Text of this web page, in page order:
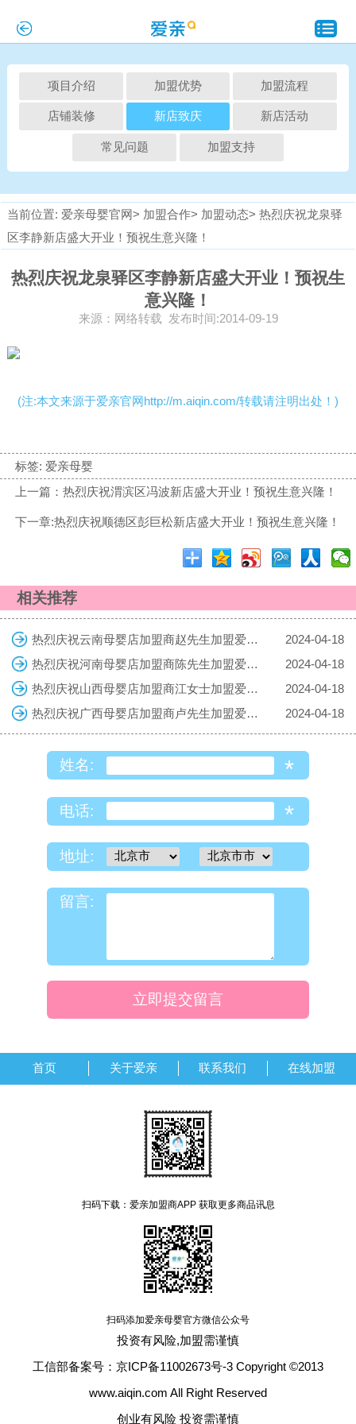
项目介绍 加盟优势 加盟流程
店铺装修 新店致庆 新店活动
常见问题 加盟支持
当前位置: 爱亲母婴官网> 加盟合作> 加盟动态> 热烈庆祝龙泉驿
区李静新店盛大开业！预祝生意兴隆！
热烈庆祝龙泉驿区李静新店盛大开业！预祝生
意兴隆！
来源：网络转载 发布时间:2014-09-19
(注:本文来源于爱亲官网http://m.aiqin.com/转载请注明出处！)
标签: 爱亲母婴
上一篇：热烈庆祝渭滨区冯波新店盛大开业！预祝生意兴隆！
下一章:热烈庆祝顺德区彭巨松新店盛大开业！预祝生意兴隆！
相关推荐
热烈庆祝云南母婴店加盟商赵先生加盟爱亲母婴！预祝生意兴隆！
2024-04-18
热烈庆祝河南母婴店加盟商陈先生加盟爱亲母婴！预祝生意兴隆！
2024-04-18
热烈庆祝山西母婴店加盟商江女士加盟爱亲母婴！预祝生意兴隆！
2024-04-18
热烈庆祝广西母婴店加盟商卢先生加盟爱亲母婴！预祝生意兴隆！
2024-04-18
姓名: *
电话: *
地址:
留言:
立即提交留言
首页 关于爱亲 联系我们 在线加盟
扫码下载：爱亲加盟商APP 获取更多商品讯息
扫码添加爱亲母婴官方微信公众号
投资有风险,加盟需谨慎
工信部备案号：京ICP备11002673号-3 Copyright ©2013
www.aiqin.com All Right Reserved
创业有风险 投资需谨慎